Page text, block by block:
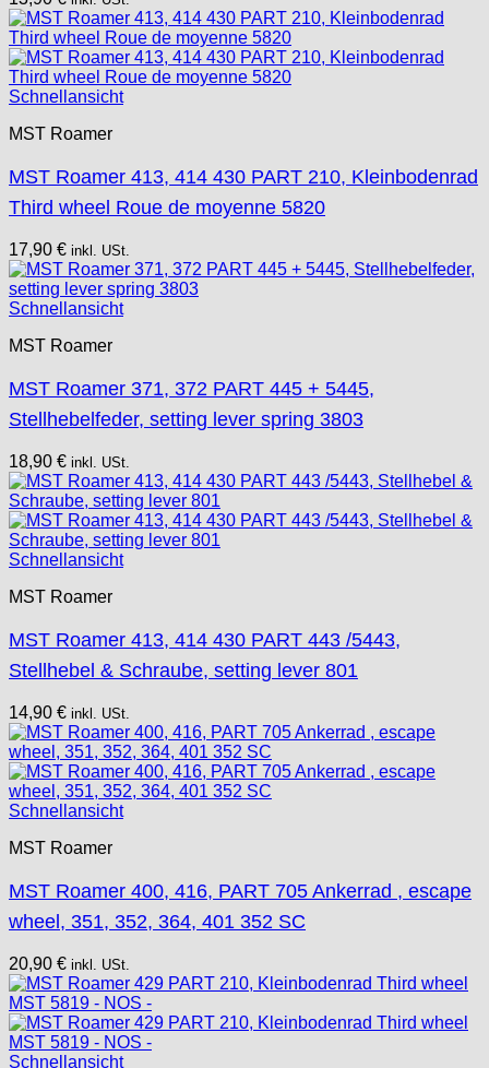
Schnellansicht
MST Roamer
MST Roamer 413, 414 430 PART 210, Kleinbodenrad
Third wheel Roue de moyenne 5820
17,90 € inkl. USt.
Schnellansicht
MST Roamer
MST Roamer 371, 372 PART 445 + 5445,
Stellhebelfeder, setting lever spring 3803
18,90 € inkl. USt.
Schnellansicht
MST Roamer
MST Roamer 413, 414 430 PART 443 /5443,
Stellhebel & Schraube, setting lever 801
14,90 € inkl. USt.
Schnellansicht
MST Roamer
MST Roamer 400, 416, PART 705 Ankerrad , escape
wheel, 351, 352, 364, 401 352 SC
20,90 € inkl. USt.
Schnellansicht